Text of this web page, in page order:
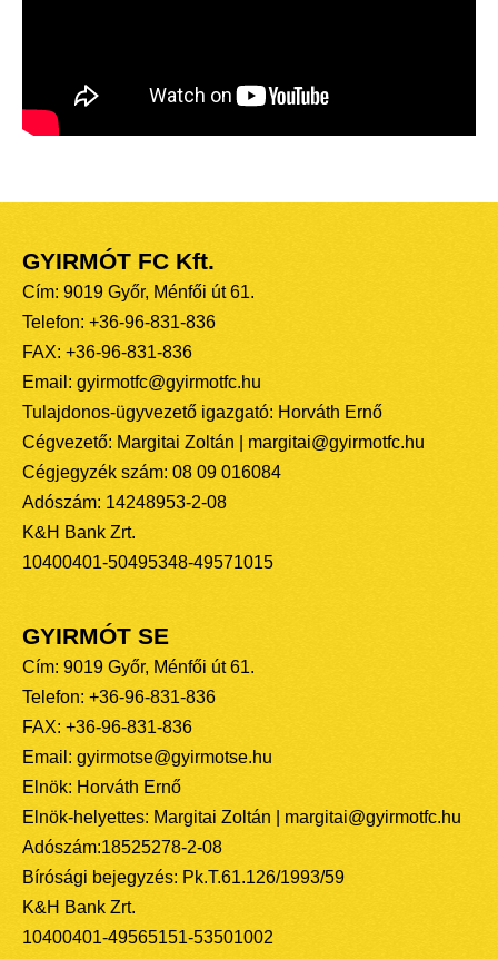
GYIRMÓT FC Kft.
Cím: 9019 Győr, Ménfői út 61.
Telefon: +36-96-831-836
FAX: +36-96-831-836
Email: gyirmotfc@gyirmotfc.hu
Tulajdonos-ügyvezető igazgató: Horváth Ernő
Cégvezető: Margitai Zoltán | margitai@gyirmotfc.hu
Cégjegyzék szám: 08 09 016084
Adószám: 14248953-2-08
K&H Bank Zrt.
10400401-50495348-49571015
GYIRMÓT SE
Cím: 9019 Győr, Ménfői út 61.
Telefon: +36-96-831-836
FAX: +36-96-831-836
Email: gyirmotse@gyirmotse.hu
Elnök: Horváth Ernő
Elnök-helyettes: Margitai Zoltán | margitai@gyirmotfc.hu
Adószám:18525278-2-08
Bírósági bejegyzés: Pk.T.61.126/1993/59
K&H Bank Zrt.
10400401-49565151-53501002